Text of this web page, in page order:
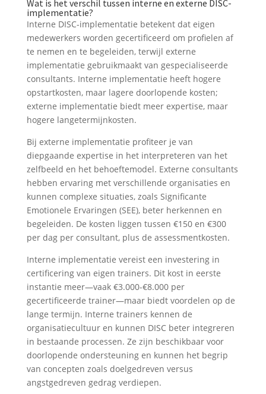
Wat is het verschil tussen interne en externe DISC-
implementatie?
Interne DISC-implementatie betekent dat eigen
medewerkers worden gecertificeerd om profielen af
te nemen en te begeleiden, terwijl externe
implementatie gebruikmaakt van gespecialiseerde
consultants. Interne implementatie heeft hogere
opstartkosten, maar lagere doorlopende kosten;
externe implementatie biedt meer expertise, maar
hogere langetermijnkosten.
Bij externe implementatie profiteer je van
diepgaande expertise in het interpreteren van het
zelfbeeld en het behoeftemodel. Externe consultants
hebben ervaring met verschillende organisaties en
kunnen complexe situaties, zoals Significante
Emotionele Ervaringen (SEE), beter herkennen en
begeleiden. De kosten liggen tussen €150 en €300
per dag per consultant, plus de assessmentkosten.
Interne implementatie vereist een investering in
certificering van eigen trainers. Dit kost in eerste
instantie meer—vaak €3.000-€8.000 per
gecertificeerde trainer—maar biedt voordelen op de
lange termijn. Interne trainers kennen de
organisatiecultuur en kunnen DISC beter integreren
in bestaande processen. Ze zijn beschikbaar voor
doorlopende ondersteuning en kunnen het begrip
van concepten zoals doelgedreven versus
angstgedreven gedrag verdiepen.